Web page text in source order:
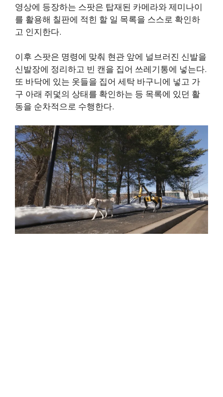
영상에 등장하는 스팟은 탑재된 카메라와 제미나이
를 활용해 칠판에 적힌 할 일 목록을 스스로 확인하
고 인지한다.
이후 스팟은 명령에 맞춰 현관 앞에 널브러진 신발을
신발장에 정리하고 빈 캔을 집어 쓰레기통에 넣는다.
또 바닥에 있는 옷들을 집어 세탁 바구니에 넣고 가
구 아래 쥐덫의 상태를 확인하는 등 목록에 있던 활
동을 순차적으로 수행한다.